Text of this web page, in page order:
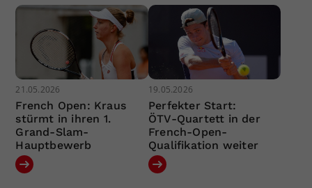
21.05.2026
French Open: Kraus
stürmt in ihren 1.
Grand-Slam-
Hauptbewerb
19.05.2026
Perfekter Start:
ÖTV-Quartett in der
French-Open-
Qualifikation weiter